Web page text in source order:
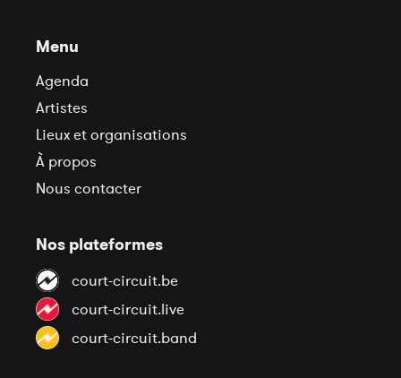
Menu
Agenda
Artistes
Lieux et organisations
À propos
Nous contacter
Nos plateformes
court-circuit.be
court-circuit.live
court-circuit.band